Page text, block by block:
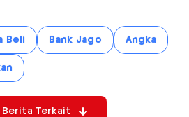
Beli Bank Jago Angka
Berita Terkait